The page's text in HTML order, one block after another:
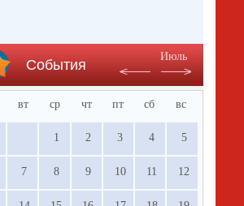
События
Июль
вт ср чт пт сб вс
1 2 3 4 5
7 8 9 10 11 12